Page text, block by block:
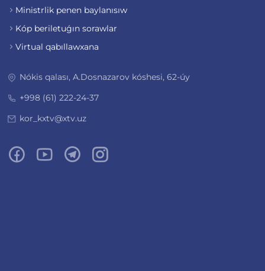
Ministrlik penen baylanısıw
Kóp beriletuǵın sorawlar
Virtual qabıllawxana
Nókis qalası, A.Dosnazarov kóshesi, 62-úy
+998 (61) 222-24-37
kor_kxtv@xtv.uz